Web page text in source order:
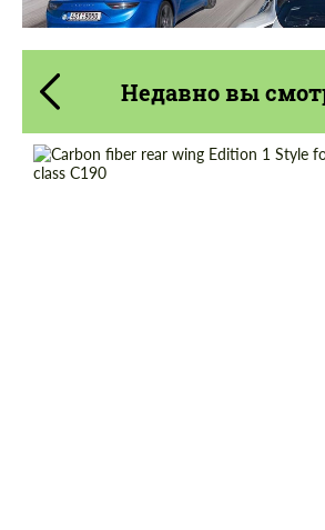
Недавно вы